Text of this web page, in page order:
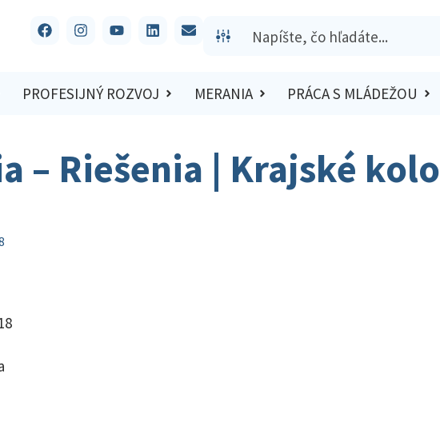
PROFESIJNÝ ROZVOJ MERANIA PRÁCA S MLÁDEŽOU
– Riešenia | Krajské kolo